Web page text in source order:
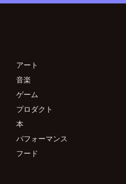
アート
音楽
ゲーム
プロダクト
本
パフォーマンス
フード